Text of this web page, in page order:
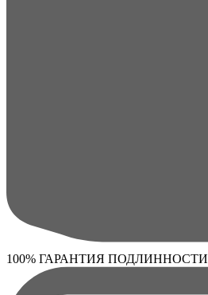
100% ГАРАНТИЯ ПОДЛИННОСТИ